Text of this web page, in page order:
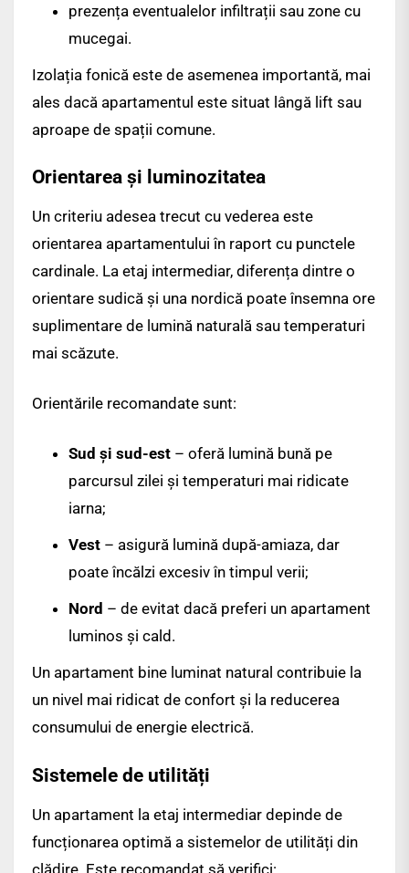
prezența eventualelor infiltrații sau zone cu
mucegai.
Izolația fonică este de asemenea importantă, mai
ales dacă apartamentul este situat lângă lift sau
aproape de spații comune.
Orientarea și luminozitatea
Un criteriu adesea trecut cu vederea este
orientarea apartamentului în raport cu punctele
cardinale. La etaj intermediar, diferența dintre o
orientare sudică și una nordică poate însemna ore
suplimentare de lumină naturală sau temperaturi
mai scăzute.
Orientările recomandate sunt:
Sud și sud-est – oferă lumină bună pe
parcursul zilei și temperaturi mai ridicate
iarna;
Vest – asigură lumină după-amiaza, dar
poate încălzi excesiv în timpul verii;
Nord – de evitat dacă preferi un apartament
luminos și cald.
Un apartament bine luminat natural contribuie la
un nivel mai ridicat de confort și la reducerea
consumului de energie electrică.
Sistemele de utilități
Un apartament la etaj intermediar depinde de
funcționarea optimă a sistemelor de utilități din
clădire. Este recomandat să verifici: